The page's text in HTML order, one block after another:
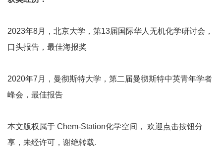
2023年8月，北京大学，第13届国际华人无机化学研讨会，
口头报告，最佳海报奖
2020年7月，曼彻斯特大学，第二届曼彻斯特中英青年学者
峰会，最佳报告
本文版权属于 Chem-Station化学空间， 欢迎点击按钮分
享，未经许可，谢绝转载.